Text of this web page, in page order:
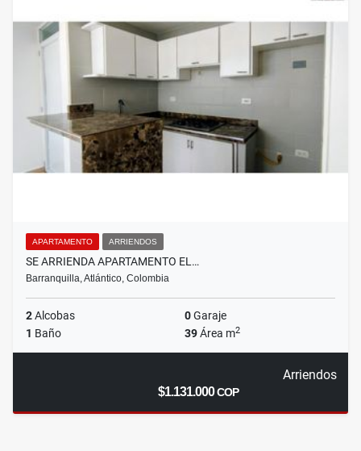
APARTAMENTO ARRIENDOS
SE ARRIENDA APARTAMENTO EL…
Barranquilla, Atlántico, Colombia
2Alcobas 0Garaje
1 Baño 39Área m2
Arriendos
$1.131.000COP